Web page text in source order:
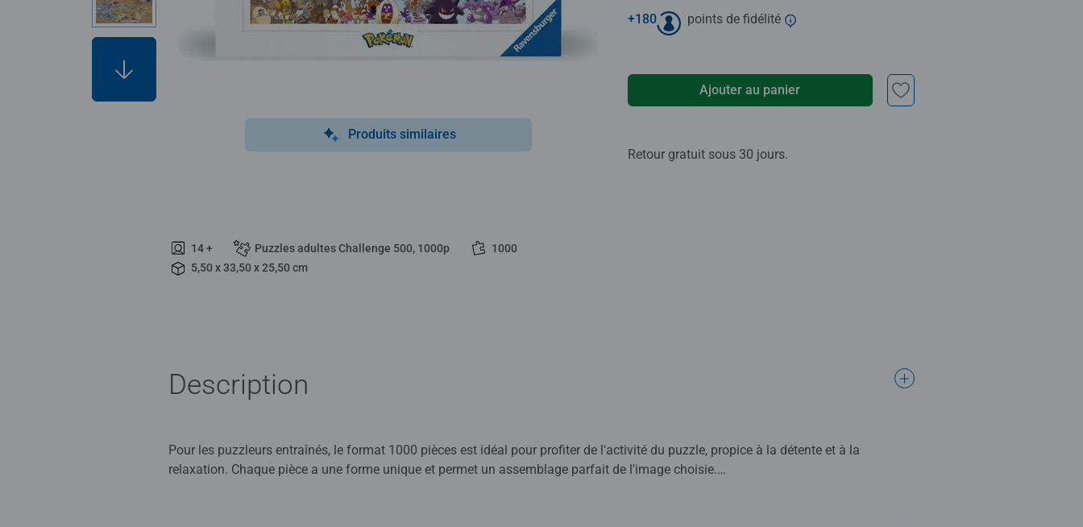
Produits similaires
14 + Puzzles adultes Challenge 500, 1000p
1000
5,50 x 33,50 x 25,50 cm
+180 points de fidélité
Ajouter au panier
Retour gratuit sous 30 jours.
Description
Pour les puzzleurs entraînés, le format 1000 pièces est idéal pour profiter de l'activité du puzzle, propice à la détente et à la
relaxation. Chaque pièce a une forme unique et permet un assemblage parfait de l'image choisie.